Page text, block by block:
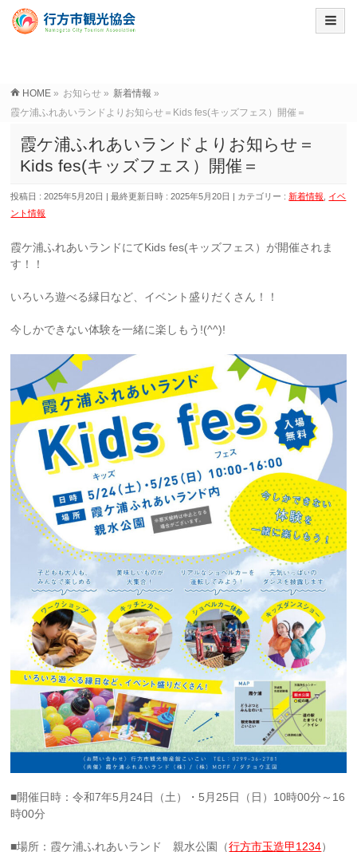
HOME » お知らせ » 新着情報 »
霞ケ浦ふれあいランドよりお知らせ＝Kids fes(キッズフェス）開催＝
霞ケ浦ふれあいランドよりお知らせ＝
Kids fes(キッズフェス）開催＝
投稿日 : 2025年5月20日 最終更新日時 : 2025年5月20日 カテゴリー : 新着情報
イベ
ント情報
霞ケ浦ふれあいランドにてKids fes(キッズフェス）が開催されま
す！！
いろいろ遊べる縁日など、イベント盛りだくさん！！
今しかできない体験を一緒に楽しもう!(^^)!
■開催日時：令和7年5月24日（土）・5月25日（日）10時00分～16
時00分
■場所：霞ケ浦ふれあいランド 親水公園（行方市玉造甲1234）